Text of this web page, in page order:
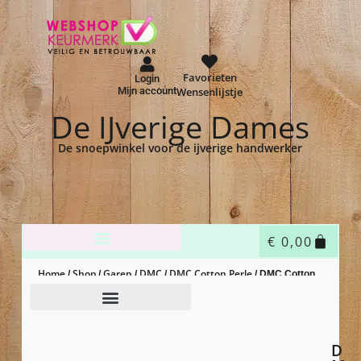
Login
Mijn account
Favorieten
Wensenlijstje
De IJverige Dames
De snoepwinkel voor de ijverige handwerker
€ 0,00
Home/Shop/Garen / DMC / DMC Cotton Perle/ DMC Cotton
D